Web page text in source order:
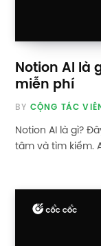
Notion AI là
miễn phí
BY CỘNG TÁC
Notion AI là gì?
tâm và tìm kiếm.